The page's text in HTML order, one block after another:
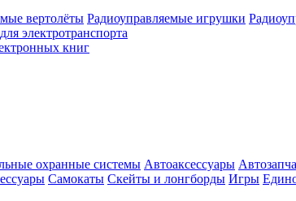
вертолёты Радиоуправляемые игрушки
электротранспорта
книг
охранные системы Автоаксессуары
Самокаты Скейты и лонгборды Игры